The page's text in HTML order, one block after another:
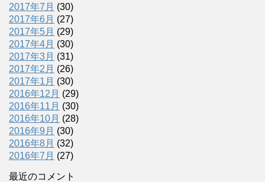
2017年7月 (30)
2017年6月 (27)
2017年5月 (29)
2017年4月 (30)
2017年3月 (31)
2017年2月 (26)
2017年1月 (30)
2016年12月 (29)
2016年11月 (30)
2016年10月 (28)
2016年9月 (30)
2016年8月 (32)
2016年7月 (27)
最近のコメント